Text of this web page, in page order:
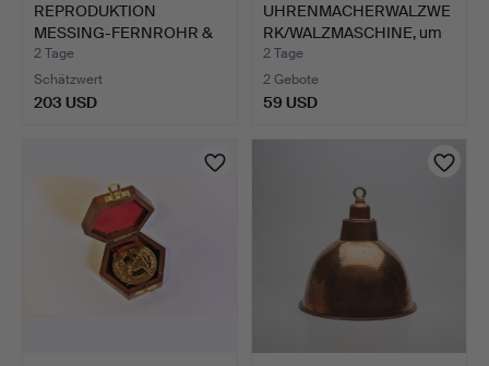
REPRODUKTION
MESSING-FERNROHR &
STATIV.
2 Tage
Schätzwert
203 USD
UHRENMACHERWALZWE
RK/WALZMASCHINE, um
1900.
2 Tage
2 Gebote
59 USD